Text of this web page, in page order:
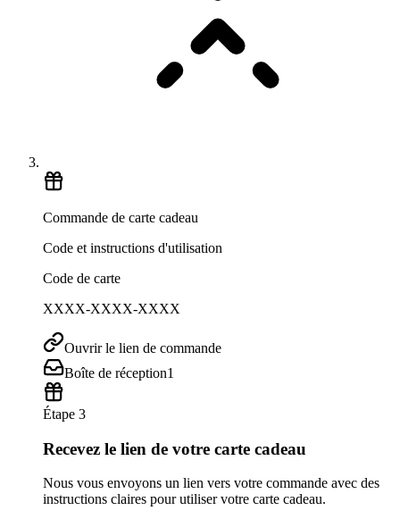
Commande de carte cadeau
Code et instructions d'utilisation
Code de carte
XXXX-XXXX-XXXX
Ouvrir le lien de commande
Boîte de réception1
Étape 3
Recevez le lien de votre carte cadeau
Nous vous envoyons un lien vers votre commande avec des
instructions claires pour utiliser votre carte cadeau.